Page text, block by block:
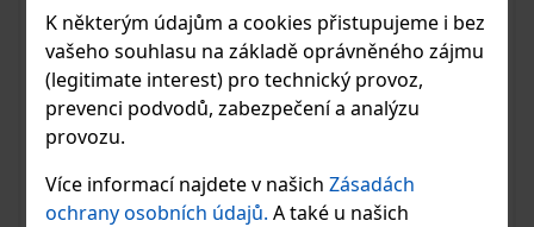
K některým údajům a cookies přistupujeme i bez
vašeho souhlasu na základě oprávněného zájmu
(legitimate interest) pro technický provoz,
prevenci podvodů, zabezpečení a analýzu
provozu.
Více informací najdete v našichZásadách
ochrany osobních údajů. A také u našich
ROVINY Bezinkový likér 20% 0,5 l